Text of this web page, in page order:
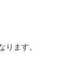
ます。